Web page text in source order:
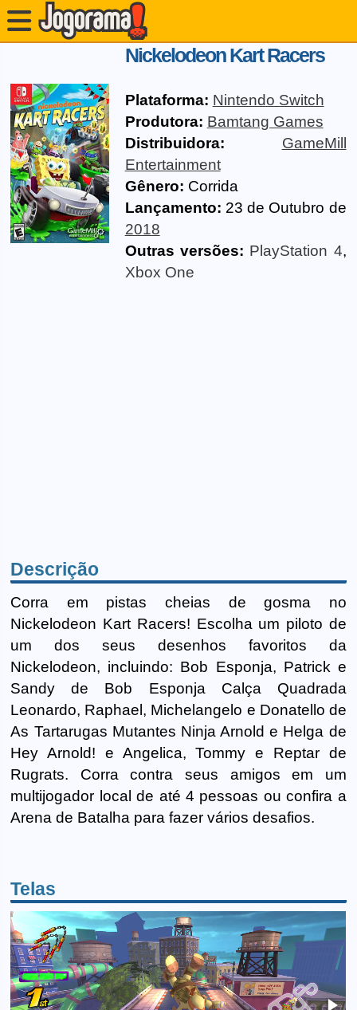
Nickelodeon Kart Racers
Plataforma: Nintendo Switch
Produtora: Bamtang Games
Distribuidora:
GameMill
Entertainment
Gênero: Corrida
Lançamento: 23 de Outubro de
2018
Outras versões: PlayStation 4,
Xbox One
Descrição
Corra em pistas cheias de gosma no
Nickelodeon Kart Racers! Escolha um piloto de
um dos seus desenhos favoritos da
Nickelodeon, incluindo: Bob Esponja, Patrick e
Sandy de Bob Esponja Calça Quadrada
Leonardo, Raphael, Michelangelo e Donatello de
As Tartarugas Mutantes Ninja Arnold e Helga de
Hey Arnold! e Angelica, Tommy e Reptar de
Rugrats. Corra contra seus amigos em um
multijogador local de até 4 pessoas ou confira a
Arena de Batalha para fazer vários desafios.
Telas